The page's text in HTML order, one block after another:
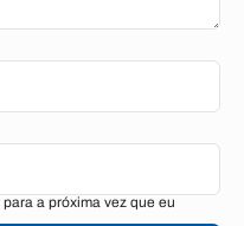
a próxima vez que eu